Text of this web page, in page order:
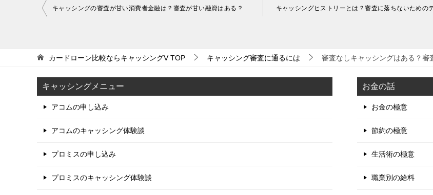
投
ビ
ー
シ
ン
キャッシングの審査が甘い消費者金融は？審査が甘い融資はある？ キャッシングヒストリーとは？審査に落ちないための
カードローン比較ならキャッシングVTOP キャッシング審査に通るには 審査なしキャッシングはある？審
キャッシングメニュー
アコムの申し込み
アコムのキャッシング体験談
プロミスの申し込み
プロミスのキャッシング体験談
お金の話
お金の極意
節約の極意
生活術の極意
職業別の給料